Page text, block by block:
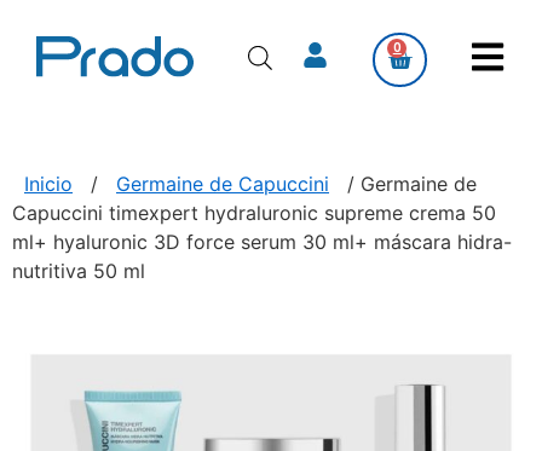
0
Inicio / Germaine de Capuccini
/ Germaine de
Capuccini timexpert hydraluronic supreme crema 50
ml+ hyaluronic 3D force serum 30 ml+ máscara hidra-
nutritiva 50 ml